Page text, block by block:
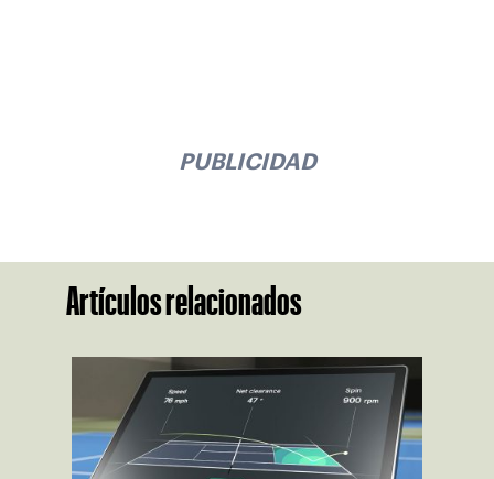
PUBLICIDAD
Artículos relacionados